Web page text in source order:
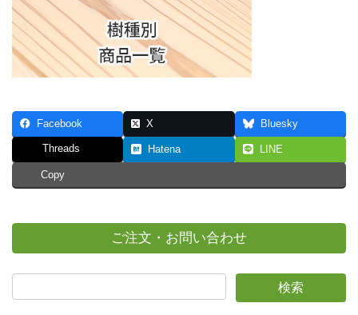
Facebook X Bluesky
Threads Hatena LINE
Copy
ご注文・お問い合わせ